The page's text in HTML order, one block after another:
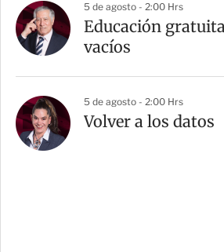
5 de agosto - 2:00 Hrs
Educación
vacíos
5 de agosto - 2:00 Hrs
Volver a los datos